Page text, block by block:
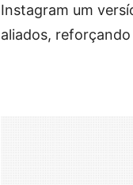
Instagram um
aliados,